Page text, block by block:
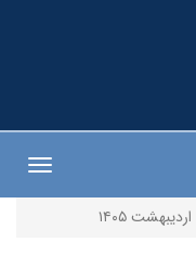
اردیبهشت ۱۴۰۵